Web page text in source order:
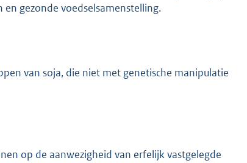
gezonde voedselsamenstelling.
van soja, die niet met genetische manipulatie
op de aanwezigheid van erfelijk vastgelegde